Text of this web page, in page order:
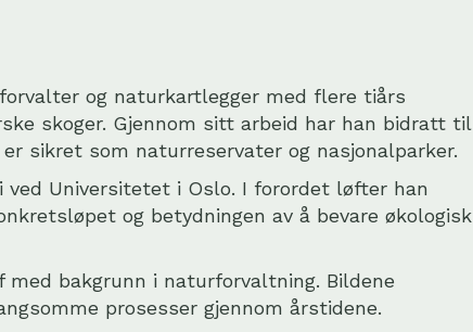
og naturkartlegger med flere tiårs
skoger. Gjennom sitt arbeid har han bidratt til
sikret som naturreservater og nasjonalparker.
ved Universitetet i Oslo. I forordet løfter han
og betydningen av å bevare økologisk
bakgrunn i naturforvaltning. Bildene
prosesser gjennom årstidene.